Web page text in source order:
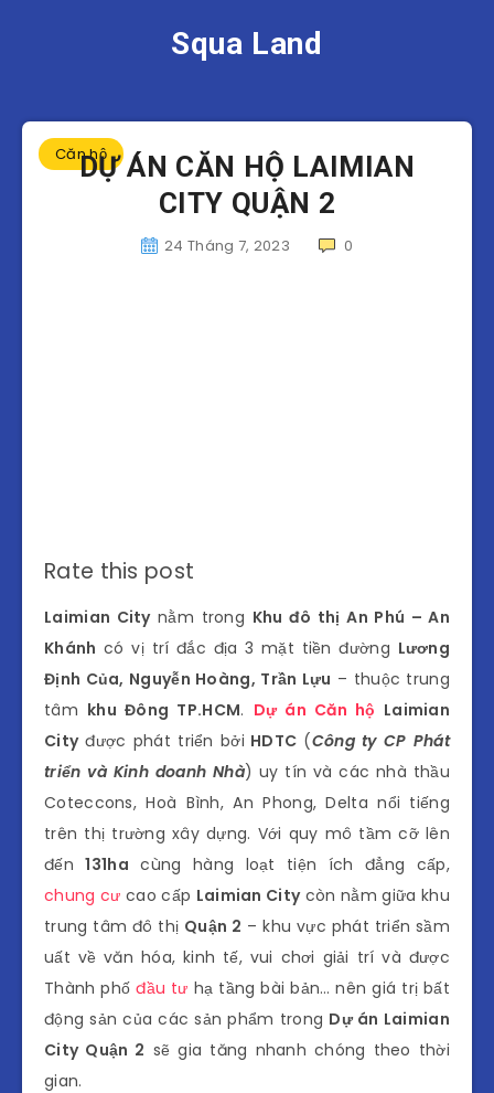
Squa Land
Căn hộDỰ ÁN CĂN HỘ LAIMIAN
CITY QUẬN 2
24 Tháng 7, 2023 0
Rate this post
Laimian Citynằm trong Khu đô thị An Phú – An
Khánh có vị trí đắc địa 3 mặt tiền đường Lương
Định Của, Nguyễn Hoàng, Trần Lựu – thuộc trung
tâm khu Đông TP.HCM. Dự án Căn hộ Laimian
Cityđược phát triển bởi HDTC (Công ty CP Phát
triển và Kinh doanh Nhà) uy tín và các nhà thầu
Coteccons, Hoà Bình, An Phong, Delta nổi tiếng
trên thị trường xây dựng. Với quy mô tầm cỡ lên
đến131ha cùng hàng loạt tiện ích đẳng cấp,
chung cư cao cấp Laimian Citycòn nằm giữa khu
trung tâm đô thị Quận 2 – khu vực phát triển sầm
uất về văn hóa, kinh tế, vui chơi giải trí và được
Thành phốđầu tư hạ tầng bài bản… nên giá trị bất
động sản của các sản phẩm trong Dự án Laimian
City Quận 2 sẽ gia tăng nhanh chóng theo thời
gian.